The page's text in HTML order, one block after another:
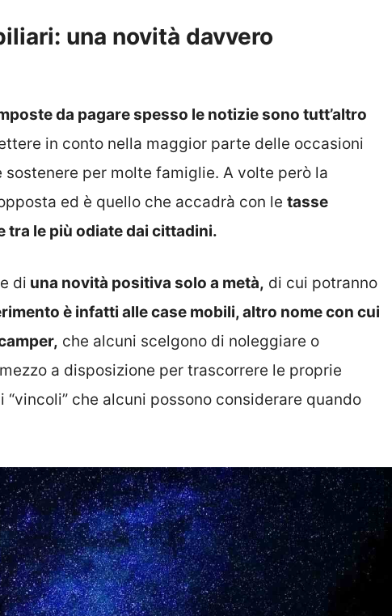
una novità davvero
da pagare spesso le notizie sono tutt’altro
in conto nella maggior parte delle occasioni
per molte famiglie. A volte però la
ed è quello che accadrà con le tasse
tra le più odiate dai cittadini.
di una novità positiva solo a metà, di cui potranno
è infatti alle case mobili, altro nome con cui
che alcuni scelgono di noleggiare o
a disposizione per trascorrere le proprie
che alcuni possono considerare quando